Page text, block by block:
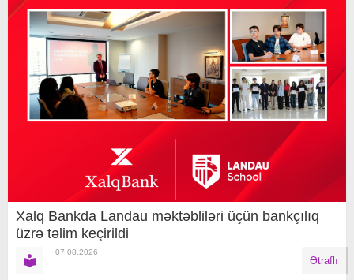
Xalq Bankda Landau məktəbliləri üçün bankçılıq
üzrə təlim keçirildi
07.08.2026
Ətraflı